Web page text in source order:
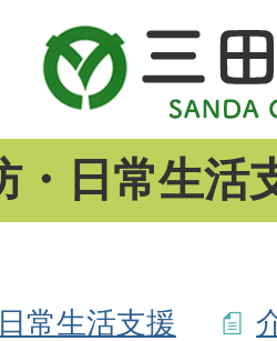
・日常生活
常生活支援